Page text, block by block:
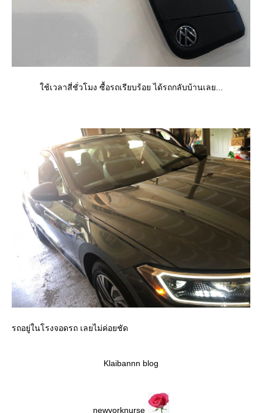
ช้เวลาสี่ชั่วโมง ซื้อรถเรียบร้อย ได้รถกลับบ้านเลย...
รถอยู่ในโรงจอดรถ เลยไม่ค่อยชัด
Klaibannn blog
newyorknurse